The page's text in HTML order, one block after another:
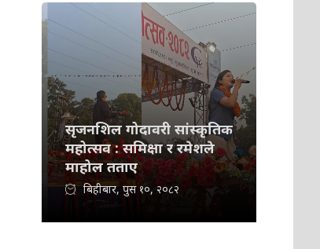
सृजनशिल गोदावरी सांस्कृतिक
महोत्सव : समिक्षा र रमेशले
माहोल तताए
बिहीबार, पुस १०, २०८२